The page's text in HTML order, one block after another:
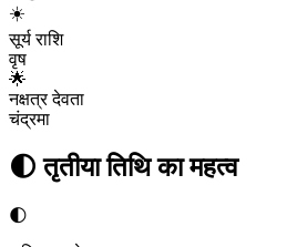
☀️
सूर्य राशि
वृष
🌟
नक्षत्र देवता
चंद्रमा
🌓 तृतीया तिथि का महत्व
🌓